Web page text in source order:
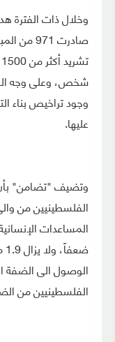
وخلال ذات الفترة
صادرت
شخص، وعلى وجه
وجود تراخيص بناء
عليها.
وتضيف "تضامن" بأن
الفلسطينيين من
المساعدات
الوصول الى الضفة
الفلسطينيين من